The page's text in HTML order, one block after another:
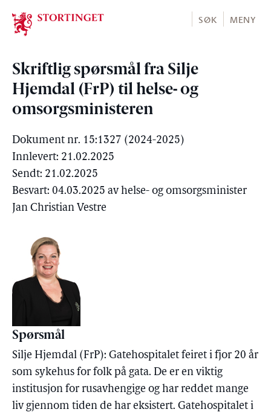
Stortinget.no
SØK MENY
Skriftlig spørsmål fra Silje
Hjemdal (FrP) til helse- og
omsorgsministeren
Dokument nr. 15:1327 (2024-2025)
Innlevert: 21.02.2025
Sendt: 21.02.2025
Besvart: 04.03.2025 av helse- og omsorgsminister
Jan Christian Vestre
Spørsmål
Silje Hjemdal (FrP): Gatehospitalet feiret i fjor 20 år
som sykehus for folk på gata. De er en viktig
institusjon for rusavhengige og har reddet mange
liv gjennom tiden de har eksistert. Gatehospitalet i